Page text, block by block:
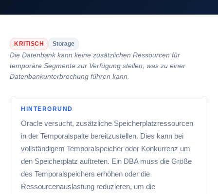
KRITISCH Storage
Die Datenbank kann keine zusätzlichen Ressourcen für
temporäre Segmente zur Verfügung stellen, was zu einer
Datenbankunterbrechung führen kann.
HINTERGRUND
Oracle versucht, zusätzliche Speicherplatzressourcen
in der Temporalspalte bereitzustellen. Dies kann bei
vollständigem Temporalspeicher oder Konkurrenz um
den Speicherplatz auftreten. Ein DBA muss die Größe
des Temporalspeichers erhöhen oder die
Ressourcenauslastung reduzieren, um die